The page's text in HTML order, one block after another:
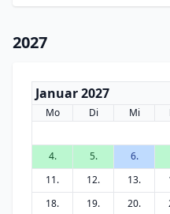
2027
Januar 2027
Mo Di Mi
4.
5. 6.
11.
12. 13.
18.
19. 20.